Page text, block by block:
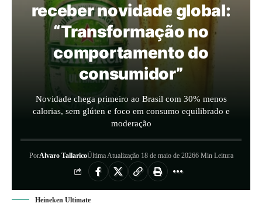
receber novidade global:
“Transformação no
comportamento do
consumidor”
Novidade chega primeiro ao Brasil com 30% menos
calorias, sem glúten e foco em consumo equilibrado e
moderação
PorAlvaro TallaricoÚltima Atualização 18 de maio de 20266 Min Leitura
Heineken Ultimate